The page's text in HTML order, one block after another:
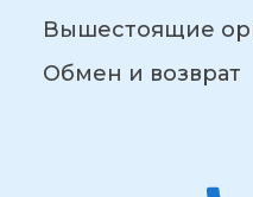
Вышестоящие
Обмен и возврат